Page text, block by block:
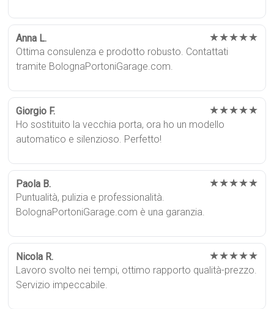
Anna L. ★★★★★
Ottima consulenza e prodotto robusto. Contattati
tramite BolognaPortoniGarage.com.
Giorgio F. ★★★★★
Ho sostituito la vecchia porta, ora ho un modello
automatico e silenzioso. Perfetto!
Paola B. ★★★★★
Puntualità, pulizia e professionalità.
BolognaPortoniGarage.com è una garanzia.
Nicola R. ★★★★★
Lavoro svolto nei tempi, ottimo rapporto qualità-prezzo.
Servizio impeccabile.